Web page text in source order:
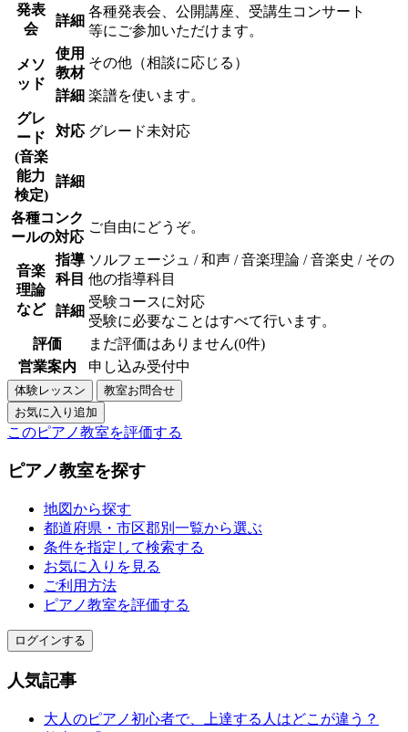
発表
会
詳細
各種発表会、公開講座、受講生コンサート
等にご参加いただけます。
メソ
ッド
使用
教材
その他（相談に応じる）
詳細 楽譜を使います。
グレ
ード
(音楽
能力
検定)
対応 グレード未対応
詳細
各種コンク
ールの対応
ご自由にどうぞ。
音楽
理論
など
指導
科目
ソルフェージュ / 和声 / 音楽理論 / 音楽史 / その
他の指導科目
詳細
受験コースに対応
受験に必要なことはすべて行います。
評価
まだ評価はありません(0件)
営業案内
申し込み受付中
このピアノ教室を評価する
ピアノ教室を探す
地図から探す
都道府県・市区郡別一覧から選ぶ
条件を指定して検索する
お気に入りを見る
ご利用方法
ピアノ教室を評価する
ログインする
人気記事
大人のピアノ初心者で、上達する人はどこが違う？